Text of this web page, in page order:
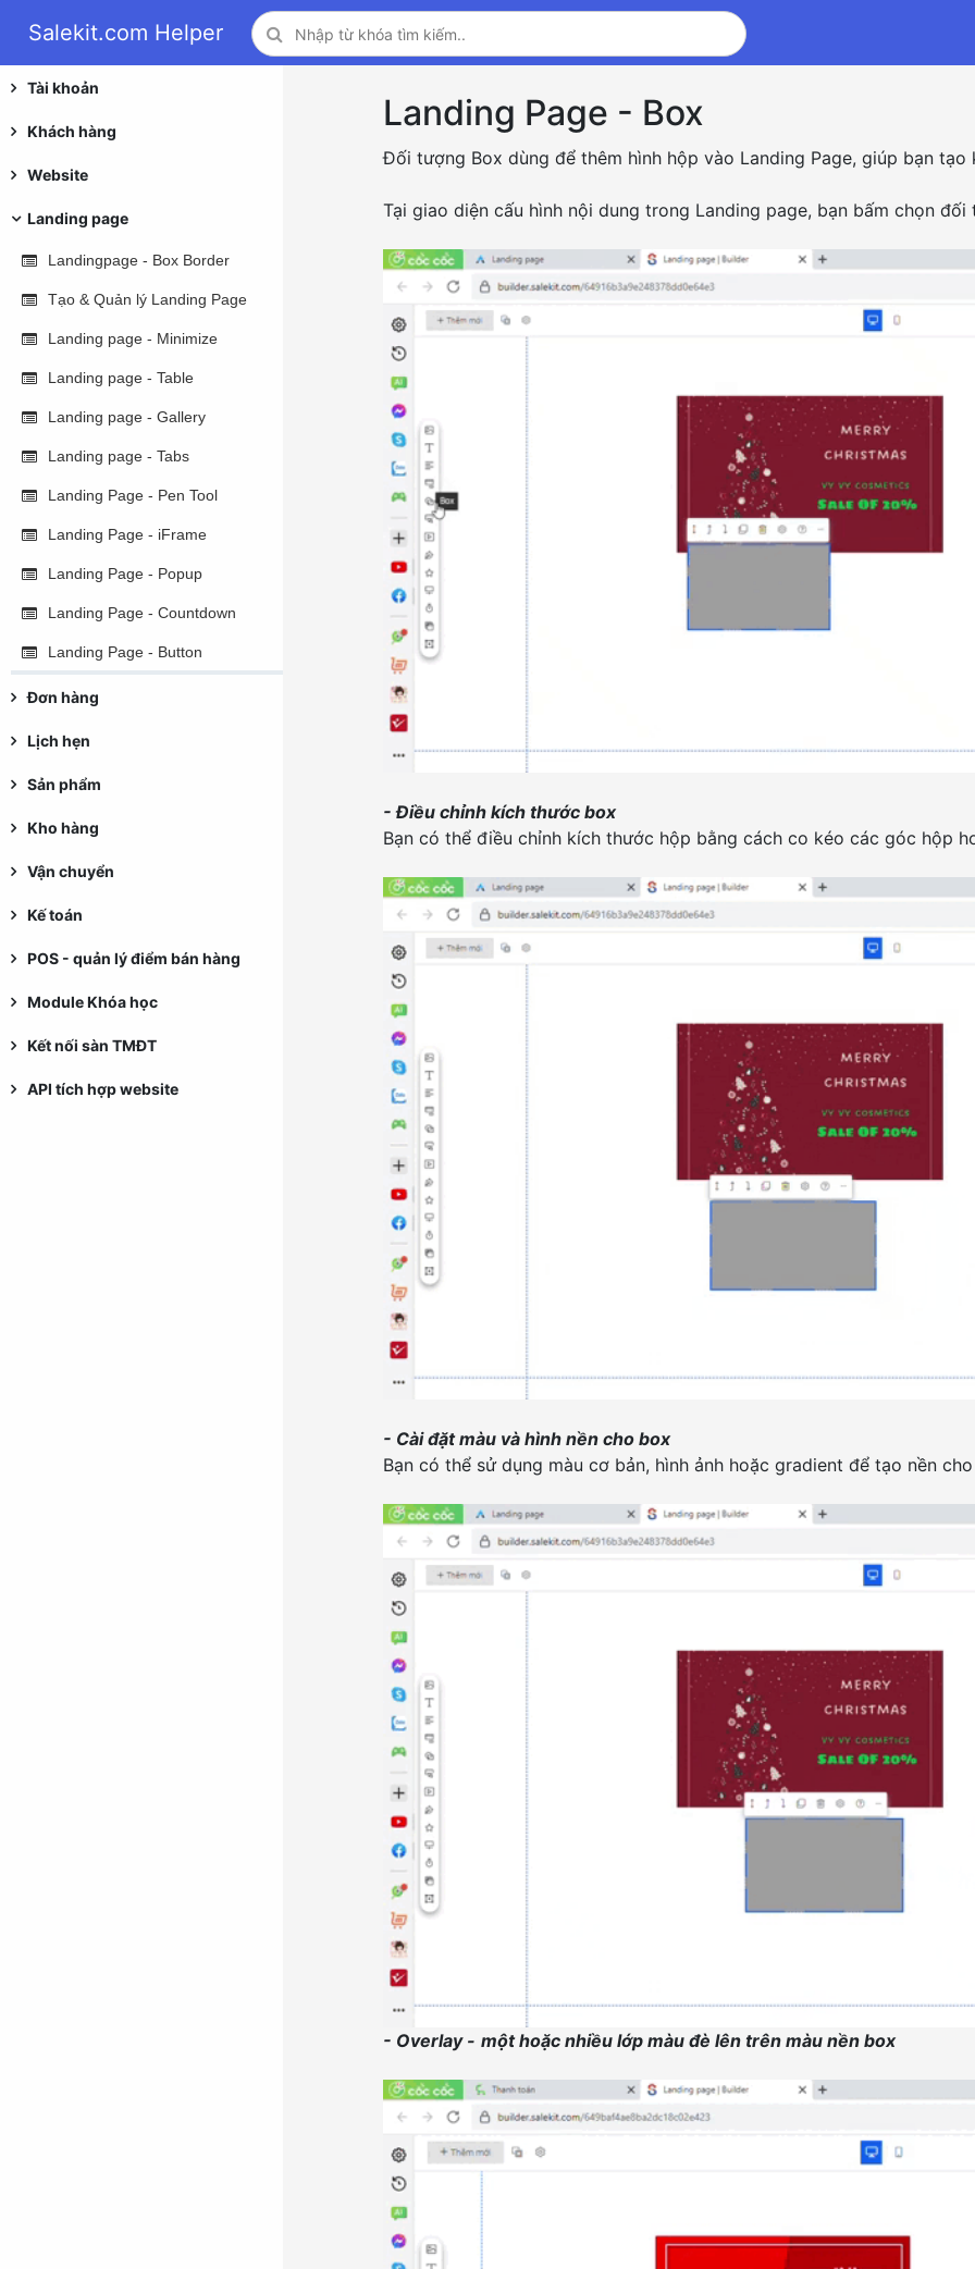
Salekit.com Helper
Tài khoản
Khách hàng
Website
Landing page
Landingpage - Box Border
Tạo & Quản lý Landing Page
Landing page - Minimize
Landing page - Table
Landing page - Gallery
Landing page - Tabs
Landing Page - Pen Tool
Landing Page - iFrame
Landing Page - Popup
Landing Page - Countdown
Landing Page - Button
Landing Page - Box
Văn bản
Landing Page - Video
Landing Page - Shape
Sự kiện - Copy Clipboard
Landing Page - Survey
Đơn hàng
Lịch hẹn
Sản phẩm
Kho hàng
Vận chuyển
Kế toán
POS - quản lý điểm bán hàng
Module Khóa học
Kết nối sàn TMĐT
API tích hợp website
Landing Page - Box
Đối tượng Box dùng để thêm hình hộp vào Landing Page, giúp bạn
Tại giao diện cấu hình nội dung trong Landing page, bạn bấm chọn
- Điều chỉnh kích thước box
Bạn có thể điều chỉnh kích thước hộp bằng cách co kéo các góc hộp
- Cài đặt màu và hình nền cho box
Bạn có thể sử dụng màu cơ bản, hình ảnh hoặc gradient để tạo nền
- Overlay - một hoặc nhiều lớp màu đè lên trên màu nền box